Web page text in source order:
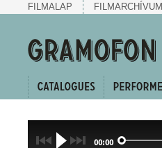
FILMALAP FILMARCHÍVUM
00:00